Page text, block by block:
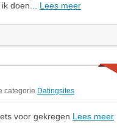
doen... Lees meer
categorie Datingsites
voor gekregen Lees meer